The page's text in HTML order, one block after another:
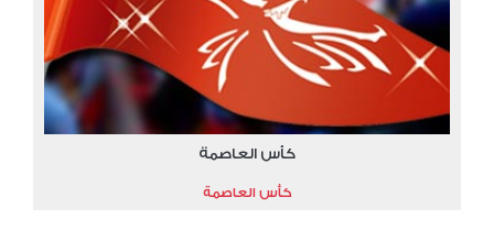
كأس العاصمة
كأس العاصمة